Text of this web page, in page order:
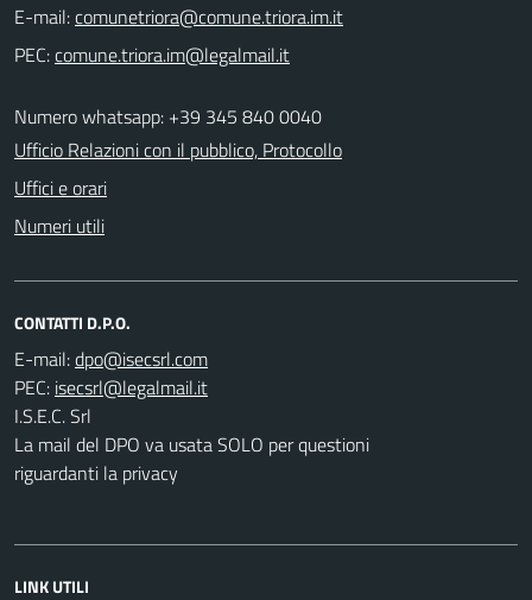
E-mail:
PEC:
Numero whatsapp: +39 345 840 0040
Ufficio Relazioni con il pubblico, Protocollo
Uffici e orari
Numeri utili
CONTATTI D.P.O.
E-mail:
PEC:
I.S.E.C. Srl
La mail del DPO va usata SOLO per questioni
riguardanti la privacy
LINK UTILI